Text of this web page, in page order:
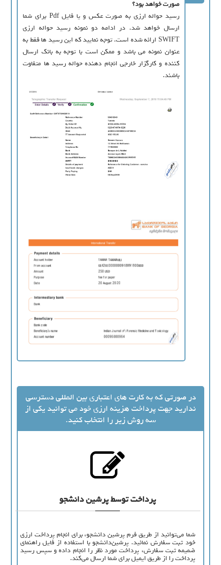
صورت خواهد بود؟
رسید حواله ارزی به صورت عکس و یا فایل Pdf برای شما
ارسال خواهد شد. در ادامه دو نمونه رسید حواله ارزی
SWIFT ارائه شده است. توجه نمایید که این رسید ها فقط به
عنوان نمونه می باشد و ممکن است با توجه به بانک ارسال
کننده و کارگزار خارجی انجام دهنده حواله رسید ها متفاوت
باشند.
در صورتی که به کارت های اعتباری بین المللی دسترسی
ندارید جهت پرداخت هزینه ارزی خود می توانید یکی از
سه روش زیر را انتخاب کنید.
پرداخت توسط پرشین دانشجو
شما می‌توانید از طریق فرم پرشین دانشجو، برای انجام پرداخت ارزی
خود ثبت سفارش نمائید. پرشین‌دانشجو با استفاده از فایل راهنمای
ضمیمه ثبت سفارش، پرداخت مورد نظر را انجام داده و سپس رسید
پرداخت را از طریق ایمیل برای شما ارسال می‌کند.